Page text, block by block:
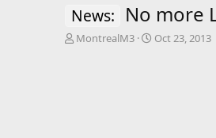
News: No more
T
MontrealM3
S
Oct 23, 2013